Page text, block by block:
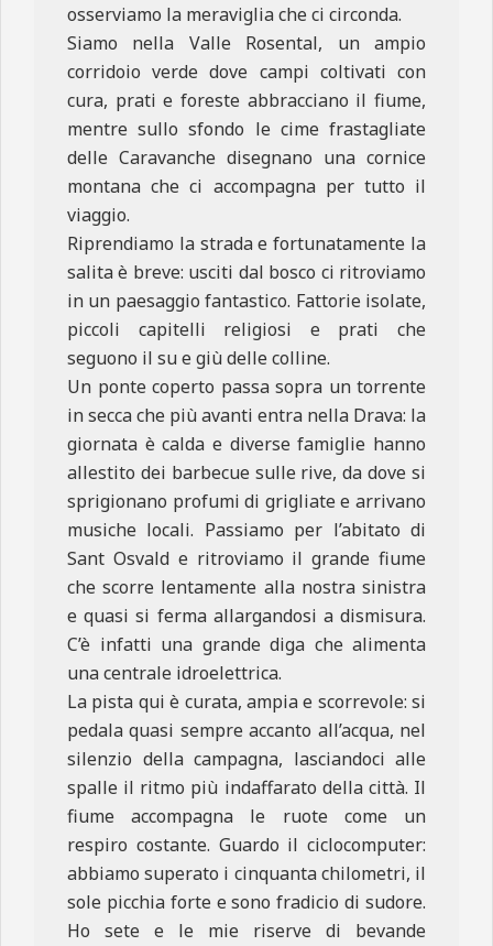
osserviamo la meraviglia che ci circonda.
Siamo nella Valle Rosental, un ampio
corridoio verde dove campi coltivati con
cura, prati e foreste abbracciano il fiume,
mentre sullo sfondo le cime frastagliate
delle Caravanche disegnano una cornice
montana che ci accompagna per tutto il
viaggio.
Riprendiamo la strada e fortunatamente la
salita è breve: usciti dal bosco ci ritroviamo
in un paesaggio fantastico. Fattorie isolate,
piccoli capitelli religiosi e prati che
seguono il su e giù delle colline.
Un ponte coperto passa sopra un torrente
in secca che più avanti entra nella Drava: la
giornata è calda e diverse famiglie hanno
allestito dei barbecue sulle rive, da dove si
sprigionano profumi di grigliate e arrivano
musiche locali. Passiamo per l’abitato di
Sant Osvald e ritroviamo il grande fiume
che scorre lentamente alla nostra sinistra
e quasi si ferma allargandosi a dismisura.
C’è infatti una grande diga che alimenta
una centrale idroelettrica.
La pista qui è curata, ampia e scorrevole: si
pedala quasi sempre accanto all’acqua, nel
silenzio della campagna, lasciandoci alle
spalle il ritmo più indaffarato della città. Il
fiume accompagna le ruote come un
respiro costante. Guardo il ciclocomputer:
abbiamo superato i cinquanta chilometri, il
sole picchia forte e sono fradicio di sudore.
Ho sete e le mie riserve di bevande